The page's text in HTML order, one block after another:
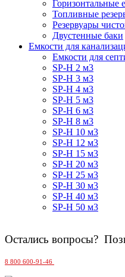
Горизонтальные
Топливные
Резервуары
Двустенные баки
Емкости для
Емкости для
SP-H 2 м3
SP-H 3 м3
SP-H 4 м3
SP-H 5 м3
SP-H 6 м3
SP-H 8 м3
SP-H 10 м3
SP-H 12 м3
SP-H 15 м3
SP-H 20 м3
SP-H 25 м3
SP-H 30 м3
SP-H 40 м3
SP-H 50 м3
Остались вопросы?
8 800 600-91-46